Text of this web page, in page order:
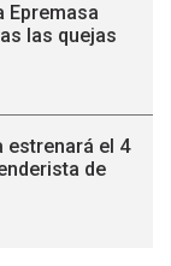
Epremasa
las quejas
estrenará el 4
de